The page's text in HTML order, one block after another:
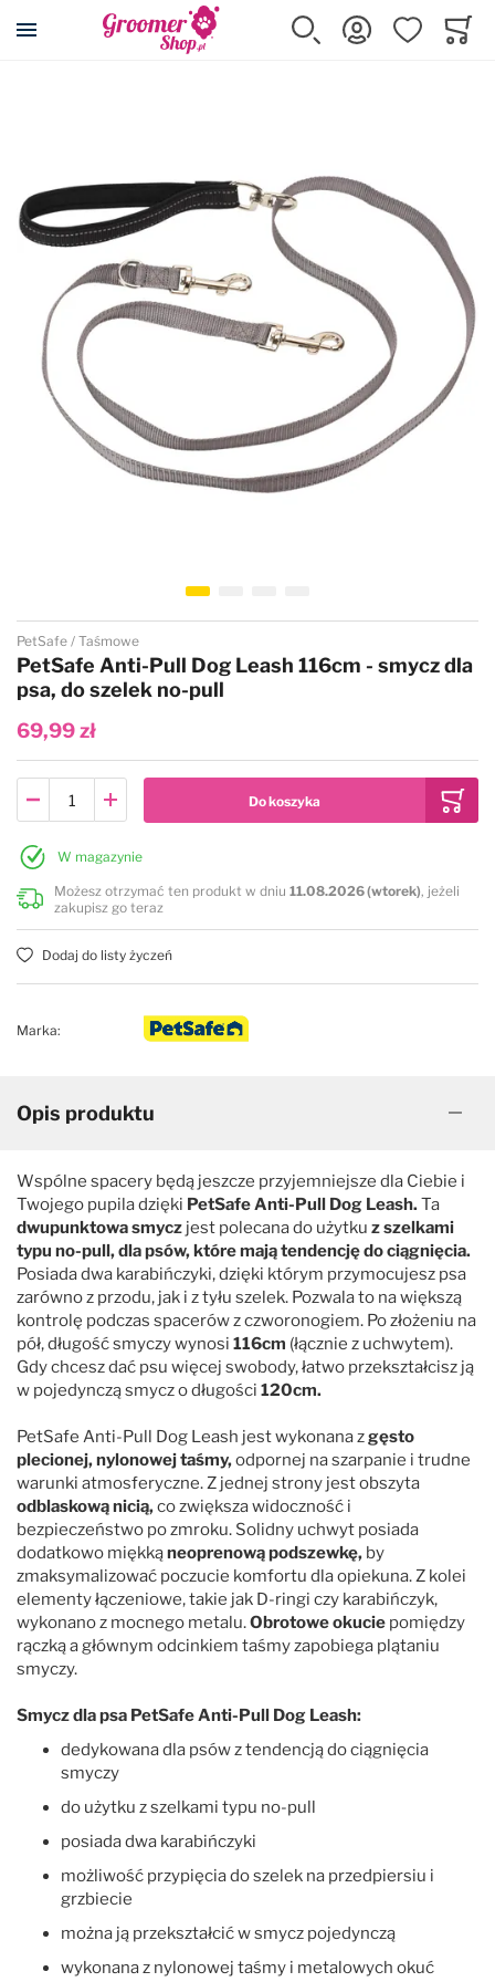
Przejdź na stronę główną
Szukaj Zaloguj sięUlubione
Alcott/Duncun
Kiwi Walker
Przejdź na początek galerii
PetSafe Taśmowe
PetSafe Anti-Pull Dog Leash 116cm - smycz dla
psa, do szelek no-pull
69,99 zł
W magazynie
Możesz otrzymać ten produkt w dniu 11.08.2026 (wtorek), jeżeli
zakupisz go teraz
Dodaj do listy życzeń
Marka:
Opis produktu
Wspólne spacery będą jeszcze przyjemniejsze dla Ciebie i
Twojego pupila dzięki PetSafe Anti-Pull Dog Leash.Ta
dwupunktowa smycz jest polecana do użytku z szelkami
typu no-pull, dla psów, które mają tendencję do ciągnięcia.
Posiada dwa karabińczyki, dzięki którym przymocujesz psa
zarówno z przodu, jak i z tyłu szelek. Pozwala to na większą
kontrolę podczas spacerów z czworonogiem. Po złożeniu na
pół, długość smyczy wynosi 116cm (łącznie z uchwytem).
Gdy chcesz dać psu więcej swobody, łatwo przekształcisz ją
w pojedynczą smycz o długości 120cm.
PetSafe Anti-Pull Dog Leash jest wykonana zgęsto
plecionej, nylonowej taśmy,odpornej na szarpanie i trudne
warunki atmosferyczne. Z jednej strony jest obszyta
odblaskową nicią,co zwiększa widoczność i
bezpieczeństwo po zmroku. Solidny uchwyt posiada
dodatkowo miękkąneoprenową podszewkę, by
zmaksymalizować poczucie komfortu dla opiekuna. Z kolei
elementy łączeniowe, takie jak D-ringi czy karabińczyk,
wykonano z mocnego metalu.Obrotowe okucie pomiędzy
rączką a głównym odcinkiem taśmy zapobiega plątaniu
smyczy.
Smycz dla psa PetSafe Anti-Pull Dog Leash:
dedykowana dla psów z tendencją do ciągnięcia
smyczy
do użytku z szelkami typu no-pull
posiada dwa karabińczyki
możliwość przypięcia do szelek na przedpiersiu i
grzbiecie
można ją przekształcić w smycz pojedynczą
wykonana z nylonowej taśmy i metalowych okuć